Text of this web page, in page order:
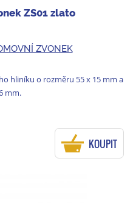
ZS01 zlato
ZVONEK
hliníku o rozměru 55 x 15 mm a
mm.
KOUPIT